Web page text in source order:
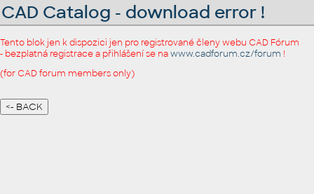
CAD Catalog - download error !
Tento blok jen k dispozici jen pro registrované členy webu CAD Fórum
- bezplatná registrace a přihlášení se nawww.cadforum.cz/forum !
(for CAD forum members only)